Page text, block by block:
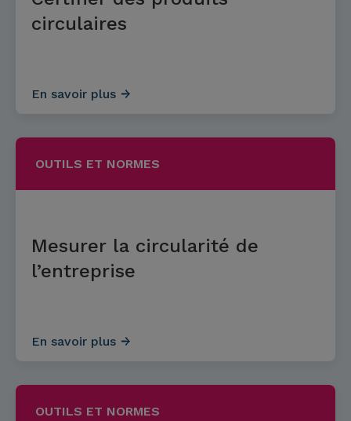
circulaires
En savoir plus
OUTILS ET NORMES
Mesurer la circularité de
l’entreprise
En savoir plus
OUTILS ET NORMES